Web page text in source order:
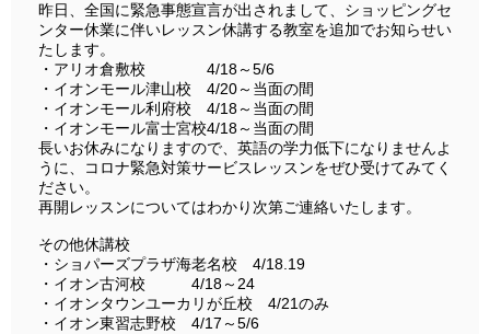
昨日、全国に緊急事態宣言が出されまして、ショッピングセ
ンター休業に伴いレッスン休講する教室を追加でお知らせい
たします。
・アリオ倉敷校 4/18～5/6
・イオンモール津山校 4/20～当面の間
・イオンモール利府校 4/18～当面の間
・イオンモール富士宮校4/18～当面の間
長いお休みになりますので、英語の学力低下になりませんよ
うに、コロナ緊急対策サービスレッスンをぜひ受けてみてく
ださい。
再開レッスンについてはわかり次第ご連絡いたします。
その他休講校
・ショパーズプラザ海老名校 4/18.19
・イオン古河校 4/18～24
・イオンタウンユーカリが丘校 4/21のみ
・イオン東習志野校 4/17～5/6